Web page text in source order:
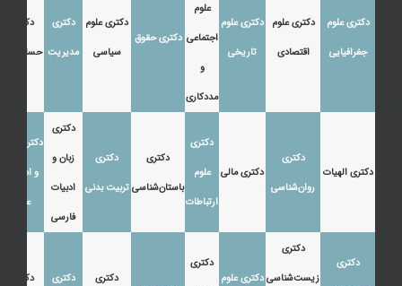
دکتری علوم
جغرافیایی
دکتری علوم
اقتصادی
دکتری علوم
تاریخی
علوم
اجتماعی
و
مددکاری
دکتری حقوق
دکتری علوم
سیاسی
دکتری
مدیریت
دکتری
حسابداری
دکتری الهیات
دکتری
روان‌شناسی
دکتری مالی
دکتری
علوم
ارتباطات
دکتری
باستان‌شناسی
دکتری
تربیت بدنی
دکتری
زبان و
ادبیات
فارسی
دکتری زبان
و ادبیات
عرب
دکتری
دکتری
زیست‌شناسیدکتری علوم
دکتری
دکتری
دکتری
دکتری